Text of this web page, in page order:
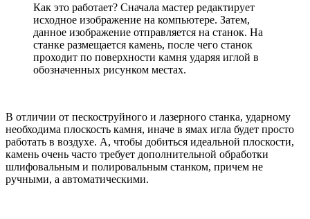
Как это работает? Сначала мастер редактирует
исходное изображение на компьютере. Затем,
данное изображение отправляется на станок. На
станке размещается камень, после чего станок
проходит по поверхности камня ударяя иглой в
обозначенных рисунком местах.
В отличии от пескоструйного и лазерного станка, ударному
необходима плоскость камня, иначе в ямах игла будет просто
работать в воздухе. А, чтобы добиться идеальной плоскости,
камень очень часто требует дополнительной обработки
шлифовальным и полировальным станком, причем не
ручными, а автоматическими.